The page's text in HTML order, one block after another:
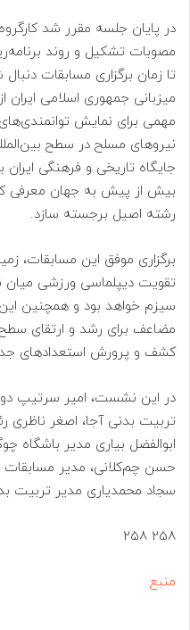
در پایان جلسه مقرر شد
مصوبات تشکیل و روند
تا زمان برگزاری مسابقات
میزبانی جمهوری اسلامی
مهمی برای نمایش
نیروهای مسلح در سطح
جایگاه تاریخی و فرهنگی
بیش از پیش به جهان معرفی
رشته اصیل برجسته سازد.
برگزاری موفق این مسابقات،
تقویت دیپلماسی ورزشی
سیزم خواهد بود و همچنین
مضاعف برای رشد و ارتقای
کشف و پرورش استعدادهای
در این نشست، امیر سرتیپ
تربیت بدنی آجا، اصغر ناظری
ابوالفضل بیاری مدیر باشگاه
حسن چم‌کلانی، مدیر
سجاد محمدیاری مدیر تربیت
258 258
منبع